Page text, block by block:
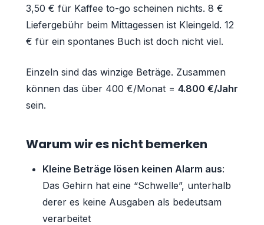
3,50 € für Kaffee to-go scheinen nichts. 8 €
Liefergebühr beim Mittagessen ist Kleingeld. 12
€ für ein spontanes Buch ist doch nicht viel.
Einzeln sind das winzige Beträge. Zusammen
können das über 400 €/Monat = 4.800 €/Jahr
sein.
Warum wir es nicht bemerken
Kleine Beträge lösen keinen Alarm aus:
Das Gehirn hat eine “Schwelle”, unterhalb
derer es keine Ausgaben als bedeutsam
verarbeitet